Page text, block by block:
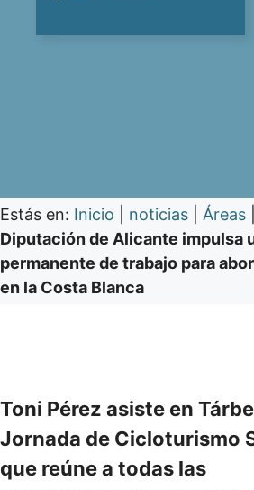
Estás en: Inicio noticias Áreas
Diputación de Alicante impulsa
permanente de trabajo para
en la Costa Blanca
Toni Pérez asiste en
Jornada de Cicloturismo
que reúne a todas las